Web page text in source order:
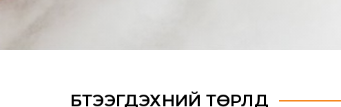
БҮТЭЭГДЭХҮҮНИЙ ТӨРЛҮҮД